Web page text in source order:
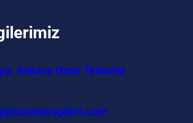
Ankara Ozon Tedavisi